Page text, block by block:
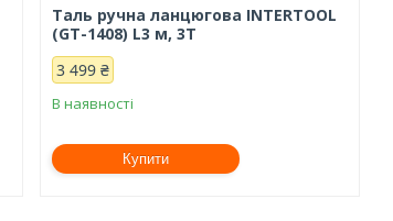
Таль ручна ланцюгова INTERTOOL
(GT-1408) L3 м, 3Т
3 499 ₴
В наявності
Купити